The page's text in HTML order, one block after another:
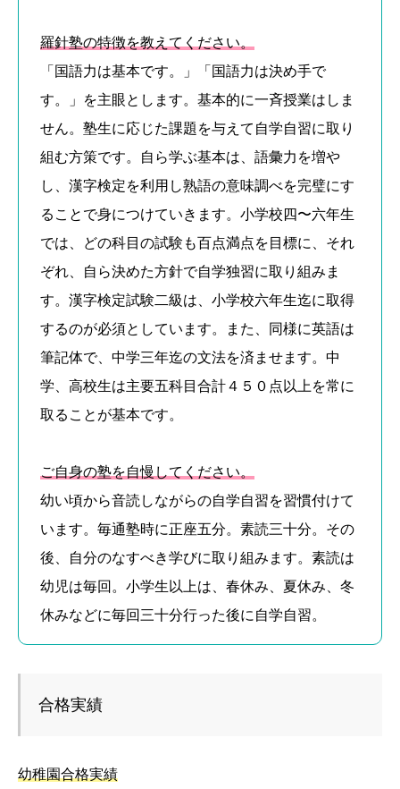
羅針塾の特徴を教えてください。
「国語力は基本です。」「国語力は決め手で
す。」を主眼とします。基本的に一斉授業はしま
せん。塾生に応じた課題を与えて自学自習に取り
組む方策です。自ら学ぶ基本は、語彙力を増や
し、漢字検定を利用し熟語の意味調べを完璧にす
ることで身につけていきます。小学校四〜六年生
では、どの科目の試験も百点満点を目標に、それ
ぞれ、自ら決めた方針で自学独習に取り組みま
す。漢字検定試験二級は、小学校六年生迄に取得
するのが必須としています。また、同様に英語は
筆記体で、中学三年迄の文法を済ませます。中
学、高校生は主要五科目合計４５０点以上を常に
取ることが基本です。
ご自身の塾を自慢してください。
幼い頃から音読しながらの自学自習を習慣付けて
います。毎通塾時に正座五分。素読三十分。その
後、自分のなすべき学びに取り組みます。素読は
幼児は毎回。小学生以上は、春休み、夏休み、冬
休みなどに毎回三十分行った後に自学自習。
合格実績
幼稚園合格実績